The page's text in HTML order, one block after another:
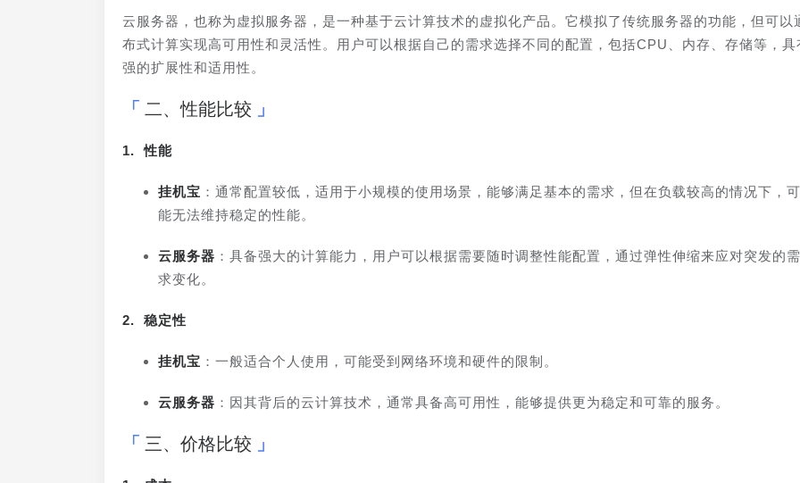
云服务器，也称为虚拟服务器，是一种基于云计算技术的虚拟化产品。它模拟了传统服务器的功能，但可以
布式计算实现高可用性和灵活性。用户可以根据自己的需求选择不同的配置，包括CPU、内存、存储等，具
强的扩展性和适用性。
二、性能比较
1. 性能
挂机宝 ：通常配置较低，适用于小规模的使用场景，能够满足基本的需求，但在负载较高的情况下，可
能无法维持稳定的性能。
云服务器 ：具备强大的计算能力，用户可以根据需要随时调整性能配置，通过弹性伸缩来应对突发的需
求变化。
2. 稳定性
挂机宝 ：一般适合个人使用，可能受到网络环境和硬件的限制。
云服务器 ：因其背后的云计算技术，通常具备高可用性，能够提供更为稳定和可靠的服务。
三、价格比较